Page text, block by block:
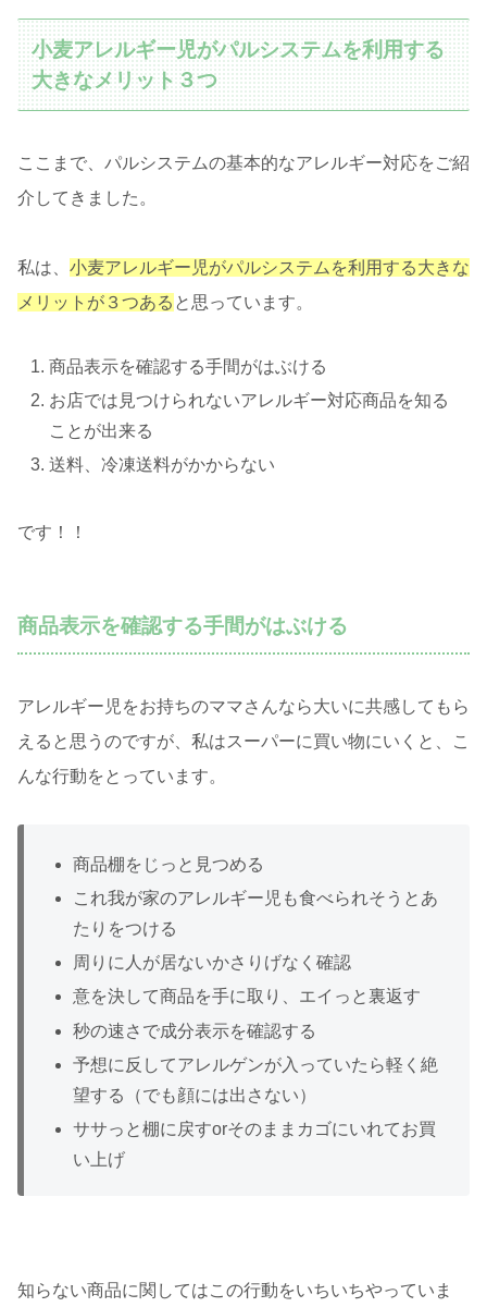
小麦アレルギー児がパルシステムを利用する
大きなメリット３つ
ここまで、パルシステムの基本的なアレルギー対応をご紹
介してきました。
私は、 小麦アレ ルギー児がパルシステムを利用する大きな
メリットが３つある と思っています。
商品表示を確認する手間がはぶける
お店では見つけられないアレルギー対応商品を知る
ことが出来る
送料、冷凍送料がかからない
です！！
商品表示を確認する手間がはぶける
アレルギー児をお持ちのママさんなら大いに共感してもら
えると思うのですが、私はスーパーに買い物にいくと、こ
んな行動をとっています。
商品棚をじっと見つめる
これ我が家のアレルギー児も食べられそうとあ
たりをつける
周りに人が居ないかさりげなく確認
意を決して商品を手に取り、エイっと裏返す
秒の速さで成分表示を確認する
予想に反してアレルゲンが入っていたら軽く絶
望する（でも顔には出さない）
ササっと棚に戻すorそのままカゴにいれてお買
い上げ
知らない商品に関してはこの行動をいちいちやっていま